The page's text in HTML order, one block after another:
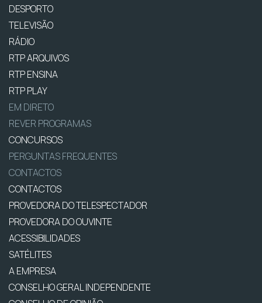
DESPORTO
TELEVISÃO
RÁDIO
RTP ARQUIVOS
RTP ENSINA
RTP PLAY
EM DIRETO
REVER PROGRAMAS
CONCURSOS
PERGUNTAS FREQUENTES
CONTACTOS
CONTACTOS
PROVEDORA DO TELESPECTADOR
PROVEDORA DO OUVINTE
ACESSIBILIDADES
SATÉLITES
A EMPRESA
CONSELHO GERAL INDEPENDENTE